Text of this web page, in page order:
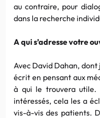
au contraire, pour
dans la recherche
A qui s’adresse votre
Avec David Dahan, dont
écrit en pensant aux
à qui le trouvera utile.
intéressés, cela les a
vis-à-vis des patients.